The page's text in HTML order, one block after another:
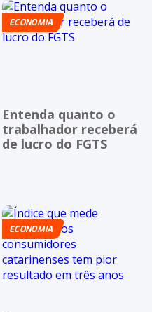
ECONOMIA
Entenda quanto o
trabalhador receberá
de lucro do FGTS
ECONOMIA